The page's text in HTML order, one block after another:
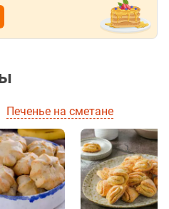
Печенье на сметане